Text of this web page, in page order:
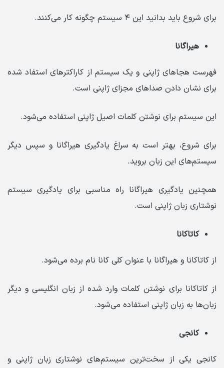
برای شروع باید بدانید این ۴ سیستم چگونه کار می‌کنند.
هیراگانا
فهرست هجاهای ژاپنی و یک سیستم از کاراکترهای استفاد شده
برای نشان دادن صداهای مجزای ژاپنی است.
این سیستم برای نوشتن کلمات اصیل ژاپنی استفاده می‌شود.
برای شروع، بهتر است به سراغ یادگیری هیراگانا و سپس دیگر
سیستم‌های این زبان بروید.
همچنین یادگیری هیراگانا راه مناسبی برای یادگیری سیستم
نوشتاری زبان ژاپنی است.
کاتاکانا
از کاتاکانا و هیراگانا با عنوان کلی کانا نام برده می‌شود.
از کاتاکانا برای نوشتن کلمات وارد شده از زبان انگلیسی و دیگر
زبان‌ها به زبان ژاپنی استفاده می‌شود.
کانجی
کانجی یکی از سخت‌ترین سیستم‌های نوشتاری زبان ژاپنی و